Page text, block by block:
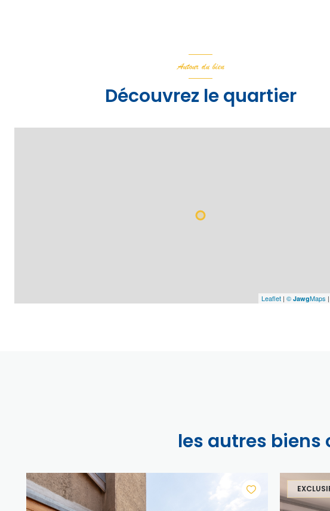
Autour du bien
Découvrez le quartier
Leaflet | © JawgMaps |
les autres